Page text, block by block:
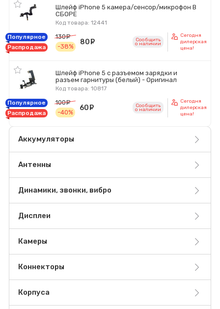
Шлейф iPhone 5 камера/сенсор/микрофон В
СБОРЕ
Код товара: 12441
Популярное
Распродажа
130
руб.
-38%
80 Сообщить
o наличии
Сегодня
дилерская
цена!
Шлейф iPhone 5 с разъемом зарядки и
разъем гарнитуры (белый) - Оригинал
Код товара: 10817
Популярное
Распродажа
100
руб.
-40%
60 Сообщить
o наличии
Сегодня
дилерская
цена!
Аккумуляторы
Антенны
Динамики, звонки, вибро
Дисплеи
Камеры
Коннекторы
Корпуса